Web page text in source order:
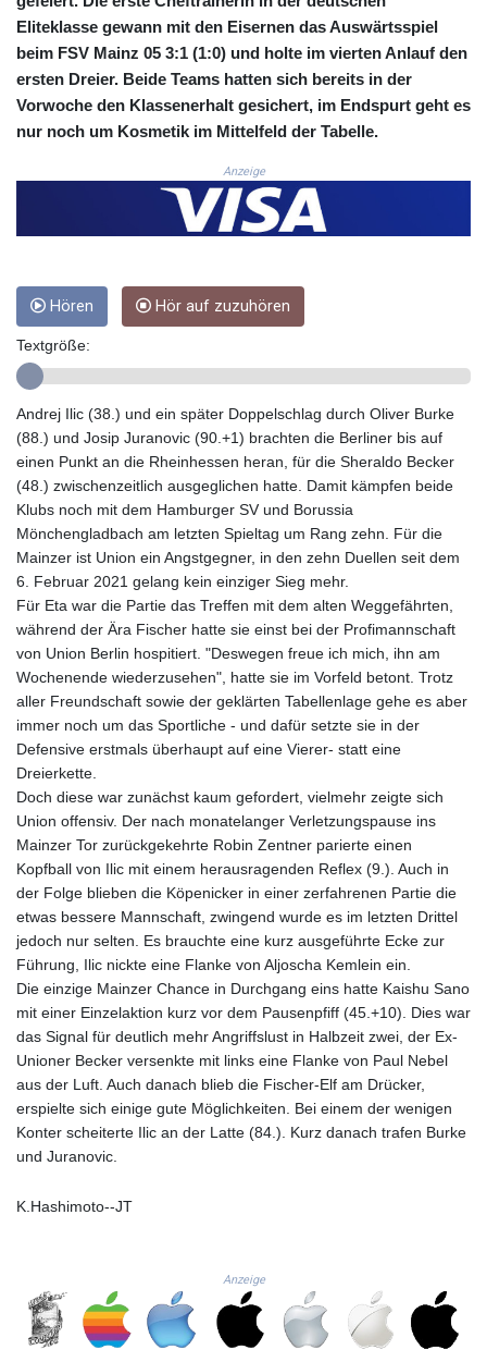
CZK 24.258158
DJF 205.267449
DKK 7.477932
DOP 67.289164
DZD 152.967099
ERN 17.342035
ETB 186.049588
FJD 2.553384
GEL 3.017966
GGP 0.8566
GIP 0.8566
GNF
10123.874202
GTQ 8.794891
GYD 241.157003
HKD 9.067746
HNL 30.895616
HRK 7.536622
HTG 150.718127
HUF 363.096405
IDR
20580.370421
ILS 3.468234
IMP 0.8566
INR 110.076256
IQD
IRR
1590322.371805
ISK 142.598215
JEP 0.8566
JMD 183.057725
JOD 0.819746
JPY 182.445186
KES 149.158147
KGS 101.104505
KHR
4681.941823
KMF 492.514185
KRW
1627.677557
KWD 0.356853
103223.017367
LKR 386.635196
LRD 208.057415
Eliteklasse gewann mit den Eisernen das Auswärtsspiel
beim FSV Mainz 05 3:1 (1:0) und holte im vierten Anlauf den
ersten Dreier. Beide Teams hatten sich bereits in der
Vorwoche den Klassenerhalt gesichert, im Endspurt geht es
nur noch um Kosmetik im Mittelfeld der Tabelle.
Anzeige
Hören Hör auf zuzuhören
Textgröße:
Andrej Ilic (38.) und ein später Doppelschlag durch Oliver Burke
(88.) und Josip Juranovic (90.+1) brachten die Berliner bis auf
einen Punkt an die Rheinhessen heran, für die Sheraldo Becker
(48.) zwischenzeitlich ausgeglichen hatte. Damit kämpfen beide
Klubs noch mit dem Hamburger SV und Borussia
Mönchengladbach am letzten Spieltag um Rang zehn. Für die
Mainzer ist Union ein Angstgegner, in den zehn Duellen seit dem
6. Februar 2021 gelang kein einziger Sieg mehr.
Für Eta war die Partie das Treffen mit dem alten Weggefährten,
während der Ära Fischer hatte sie einst bei der Profimannschaft
von Union Berlin hospitiert. "Deswegen freue ich mich, ihn am
Wochenende wiederzusehen", hatte sie im Vorfeld betont. Trotz
aller Freundschaft sowie der geklärten Tabellenlage gehe es aber
immer noch um das Sportliche - und dafür setzte sie in der
Defensive erstmals überhaupt auf eine Vierer- statt eine
Dreierkette.
Doch diese war zunächst kaum gefordert, vielmehr zeigte sich
Union offensiv. Der nach monatelanger Verletzungspause ins
Mainzer Tor zurückgekehrte Robin Zentner parierte einen
Kopfball von Ilic mit einem herausragenden Reflex (9.). Auch in
der Folge blieben die Köpenicker in einer zerfahrenen Partie die
etwas bessere Mannschaft, zwingend wurde es im letzten Drittel
jedoch nur selten. Es brauchte eine kurz ausgeführte Ecke zur
Führung, Ilic nickte eine Flanke von Aljoscha Kemlein ein.
Die einzige Mainzer Chance in Durchgang eins hatte Kaishu Sano
mit einer Einzelaktion kurz vor dem Pausenpfiff (45.+10). Dies war
das Signal für deutlich mehr Angriffslust in Halbzeit zwei, der Ex-
Unioner Becker versenkte mit links eine Flanke von Paul Nebel
aus der Luft. Auch danach blieb die Fischer-Elf am Drücker,
erspielte sich einige gute Möglichkeiten. Bei einem der wenigen
Konter scheiterte Ilic an der Latte (84.). Kurz danach trafen Burke
und Juranovic.
K.Hashimoto--JT
Anzeige